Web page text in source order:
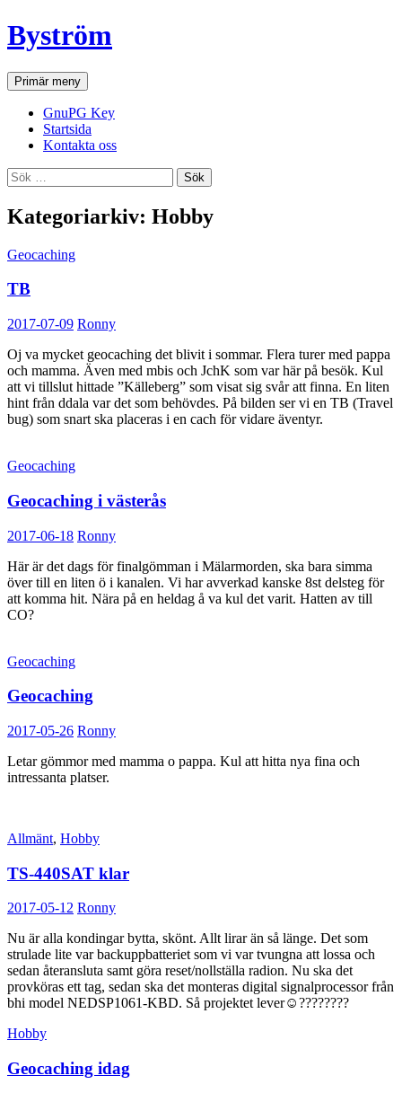
Hoppa
till
Byström
SökPrimär meny
GnuPG Key
Startsida
Kontakta oss
Sök
efter:
Kategoriarkiv: Hobby
Geocaching
TB
2017-07-09 Ronny
Oj va mycket geocaching det blivit i sommar. Flera turer med pappa
och mamma. Även med mbis och JchK som var här på besök. Kul
att vi tillslut hittade ”Källeberg” som visat sig svår att finna. En liten
hint från ddala var det som behövdes. På bilden ser vi en TB (Travel
bug) som snart ska placeras i en cach för vidare äventyr.
Geocaching
Geocaching i västerås
2017-06-18 Ronny
Här är det dags för finalgömman i Mälarmorden, ska bara simma
över till en liten ö i kanalen. Vi har avverkad kanske 8st delsteg för
att komma hit. Nära på en heldag å va kul det varit. Hatten av till
CO?
Geocaching
Geocaching
2017-05-26 Ronny
Letar gömmor med mamma o pappa. Kul att hitta nya fina och
intressanta platser.
Allmänt, Hobby
TS-440SAT klar
2017-05-12 Ronny
Nu är alla kondingar bytta, skönt. Allt lirar än så länge. Det som
strulade lite var backuppbatteriet som vi var tvungna att lossa och
sedan återansluta samt göra reset/nollställa radion. Nu ska det
provköras ett tag, sedan ska det monteras digital signalprocessor från
bhi model NEDSP1061-KBD. Så projektet lever☺????????
Hobby
Geocaching idag